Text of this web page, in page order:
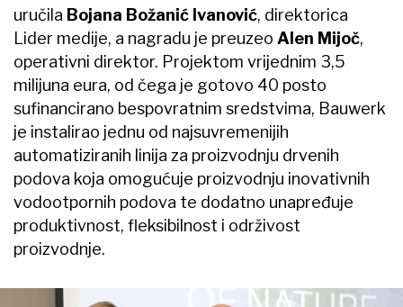
uručila Bojana Božanić Ivanović, direktorica
Lider medije, a nagradu je preuzeo Alen Mijoč,
operativni direktor. Projektom vrijednim 3,5
milijuna eura, od čega je gotovo 40 posto
sufinancirano bespovratnim sredstvima, Bauwerk
je instalirao jednu od najsuvremenijih
automatiziranih linija za proizvodnju drvenih
podova koja omogućuje proizvodnju inovativnih
vodootpornih podova te dodatno unapređuje
produktivnost, fleksibilnost i održivost
proizvodnje.